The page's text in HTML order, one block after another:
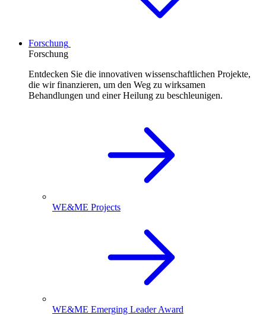
Forschung
Forschung
Entdecken Sie die innovativen wissenschaftlichen Projekte,
die wir finanzieren, um den Weg zu wirksamen
Behandlungen und einer Heilung zu beschleunigen.
WE&ME Projects
WE&ME Emerging Leader Award